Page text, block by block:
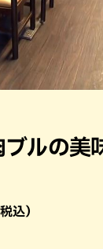
ルの美
込）